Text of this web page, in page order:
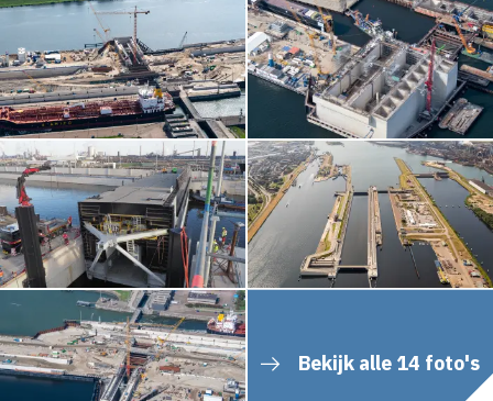
Bekijk alle 14 foto's